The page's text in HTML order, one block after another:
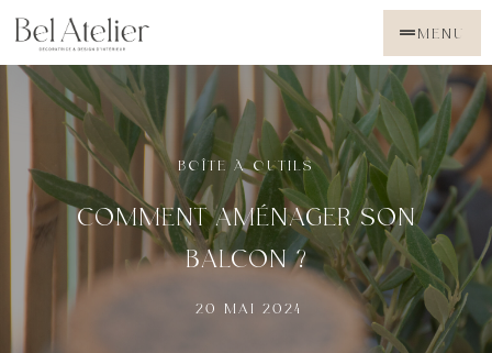
MENU
BOÎTE À OUTILS
COMMENT AMÉNAGER SON
BALCON ?
20 MAI 2024